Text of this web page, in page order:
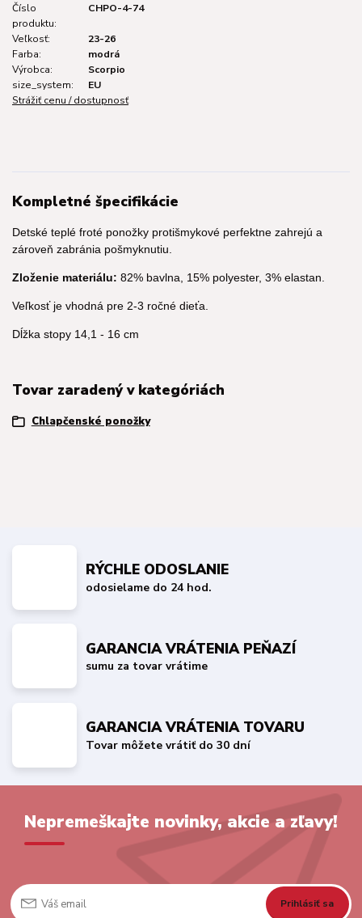
Číslo
produktu:
CHPO-4-74
Veľkosť:
23-26
Farba:
modrá
Výrobca:
Scorpio
size_system:
EU
Strážiť cenu / dostupnosť
Kompletné špecifikácie
Detské teplé froté ponožky protišmykové perfektne zahrejú a
zároveň zabránia pošmyknutiu.
Zloženie materiálu: 82% bavlna, 15% polyester, 3% elastan.
Veľkosť je vhodná pre 2-3 ročné dieťa.
Dĺžka stopy 14,1 - 16 cm
Tovar zaradený v kategóriách
Chlapčenské ponožky
RÝCHLE ODOSLANIE
odosielame do 24 hod.
GARANCIA VRÁTENIA PEŇAZÍ
sumu za tovar vrátime
GARANCIA VRÁTENIA TOVARU
Tovar môžete vrátiť do 30 dní
Nepremeškajte novinky, akcie a zľavy!
Prihlásiť sa